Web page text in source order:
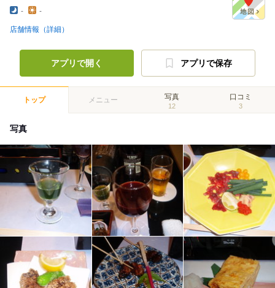
- -
店舗情報（詳細）
アプリで開く アプリで保存
トップ メニュー 写真
12
口コミ
3
写真